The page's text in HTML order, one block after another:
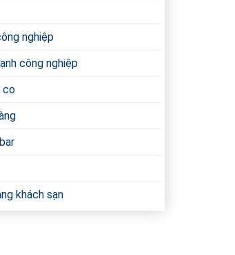
nghiệp
công nghiệp
co
khách sạn